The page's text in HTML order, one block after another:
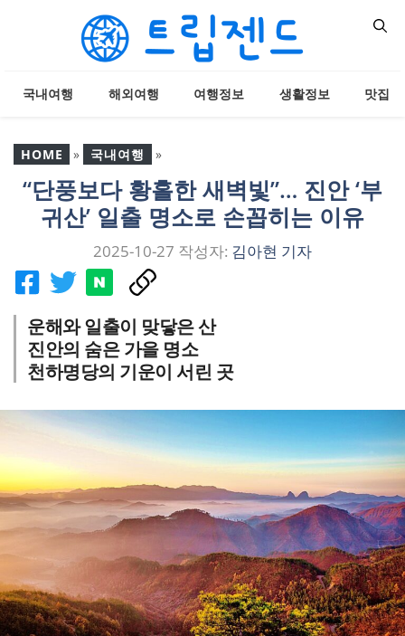
뛰
기
국내여행 해외여행 여행정보 생활정보 맛집
HOME » 국내여행 »
“단풍보다 황홀한 새벽
빛”… 진안 ‘부귀산’ 일출 명
소로 손꼽히는 이유
“단풍보다 황홀한 새벽빛”… 진안 ‘부
귀산’ 일출 명소로 손꼽히는 이유
2025-10-27 작성자: 김아현 기자
운해와 일출이 맞닿은 산
진안의 숨은 가을 명소
천하명당의 기운이 서린 곳